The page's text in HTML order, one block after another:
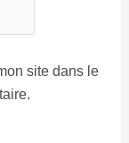
site dans le